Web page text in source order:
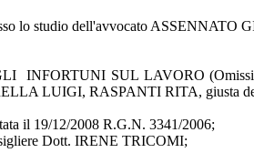
studio dell'avvocato ASSENNATO
SUL LAVORO (Omissis),
LUIGI, RASPANTI RITA, giusta
il 19/12/2008 R.G.N. 3341/2006;
Dott. IRENE TRICOMI;